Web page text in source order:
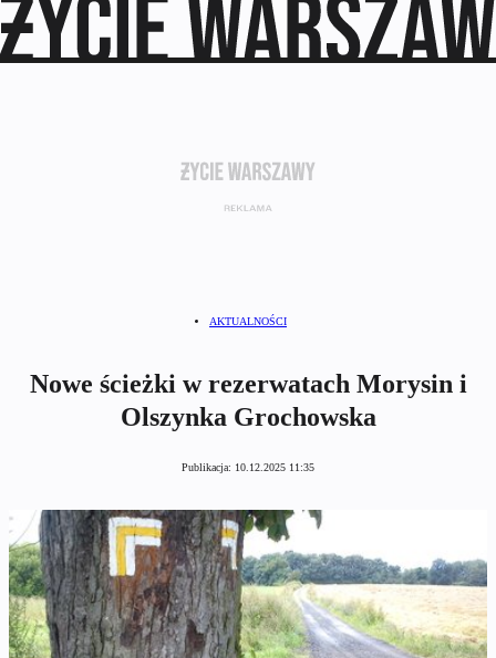
AKTUALNOŚCI
Nowe ścieżki w rezerwatach Morysin i
Olszynka Grochowska
Publikacja: 10.12.2025 11:35